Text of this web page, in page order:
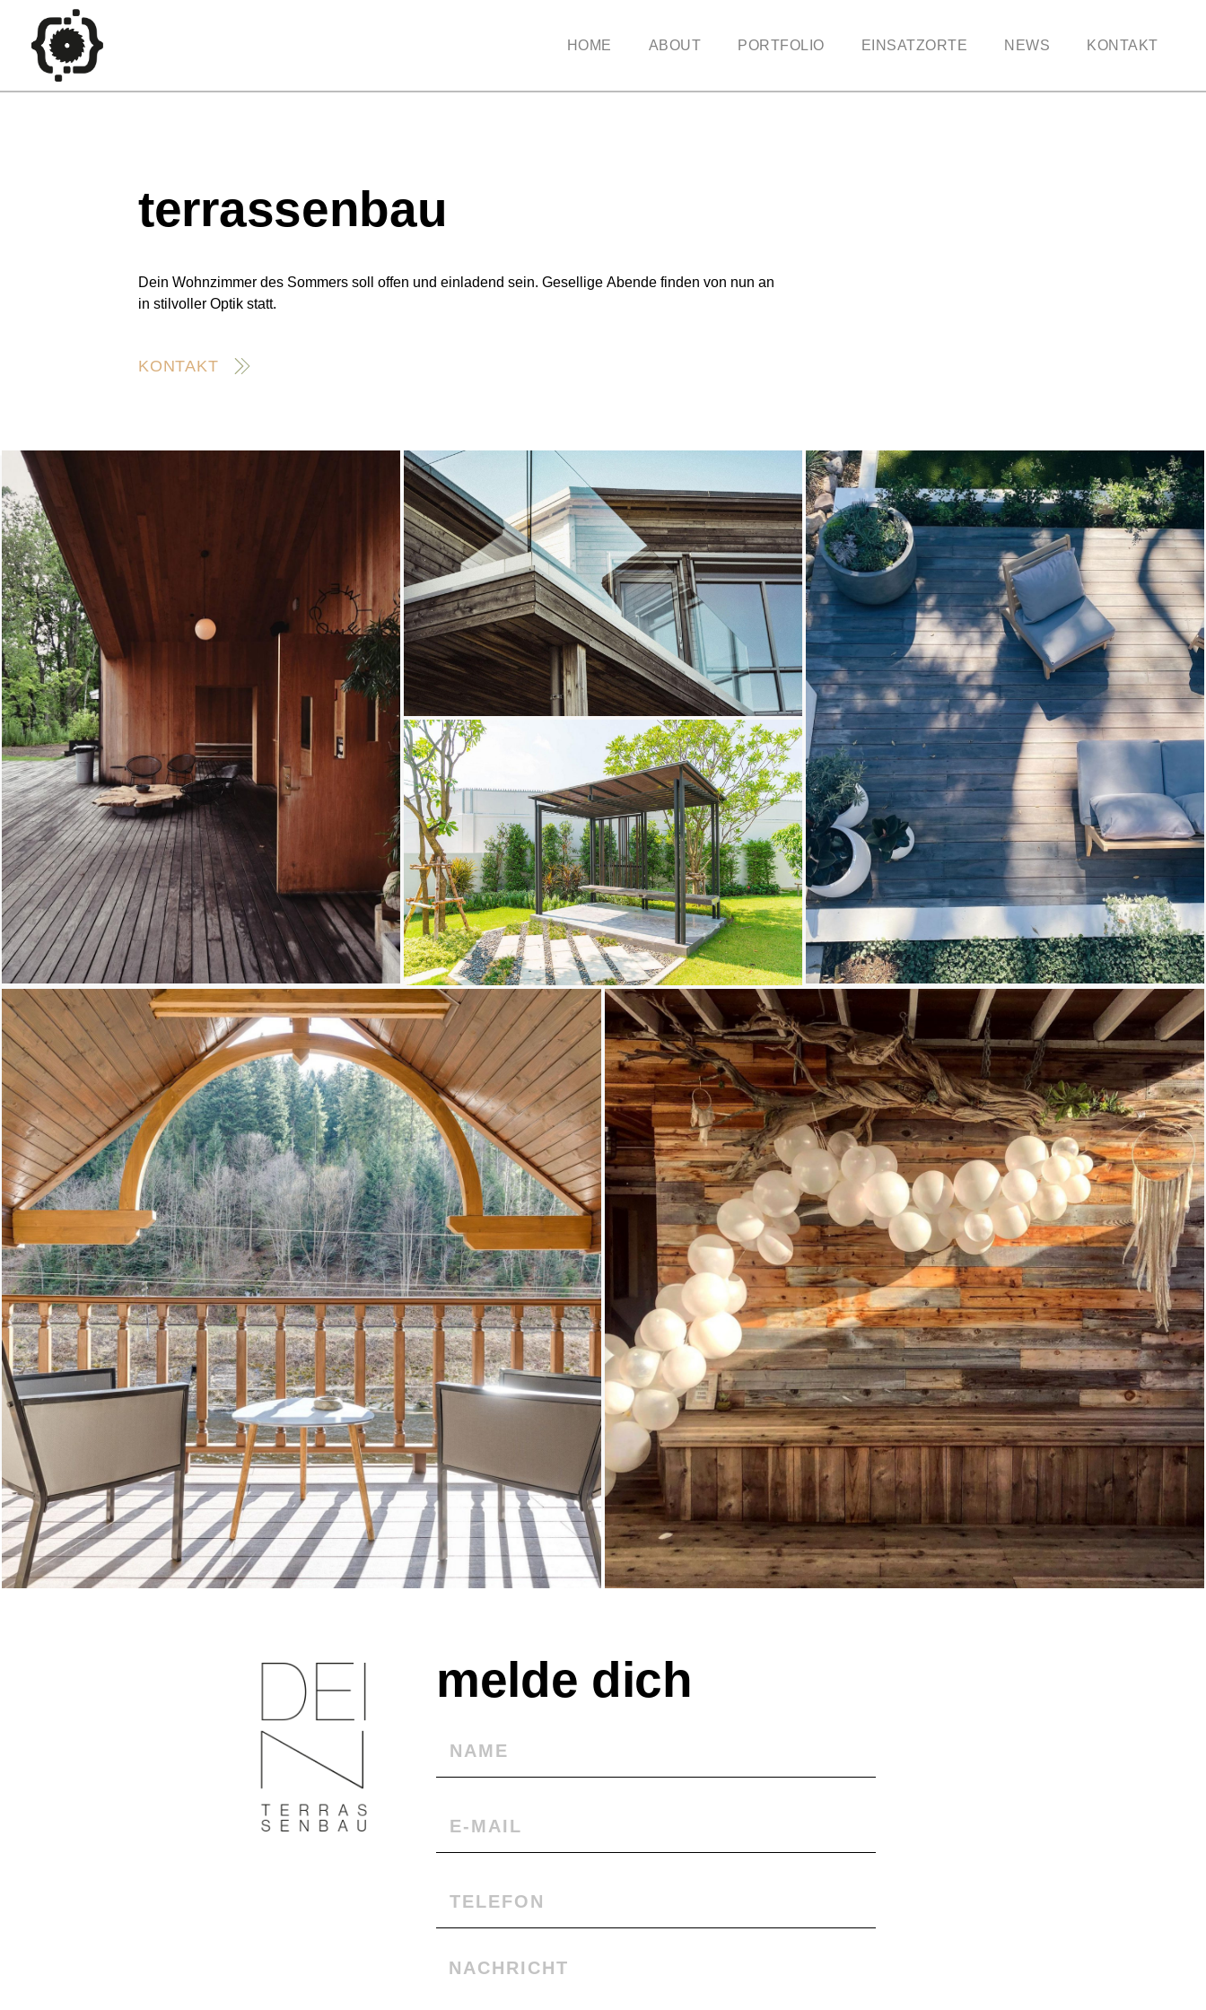
HOME ABOUT PORTFOLIO EINSATZORTE NEWS KONTAKT
terrassenbau
Dein Wohnzimmer des Sommers soll offen und einladend sein. Gesellige Abende finden von nun an
in stilvoller Optik statt.
KONTAKT
melde dich